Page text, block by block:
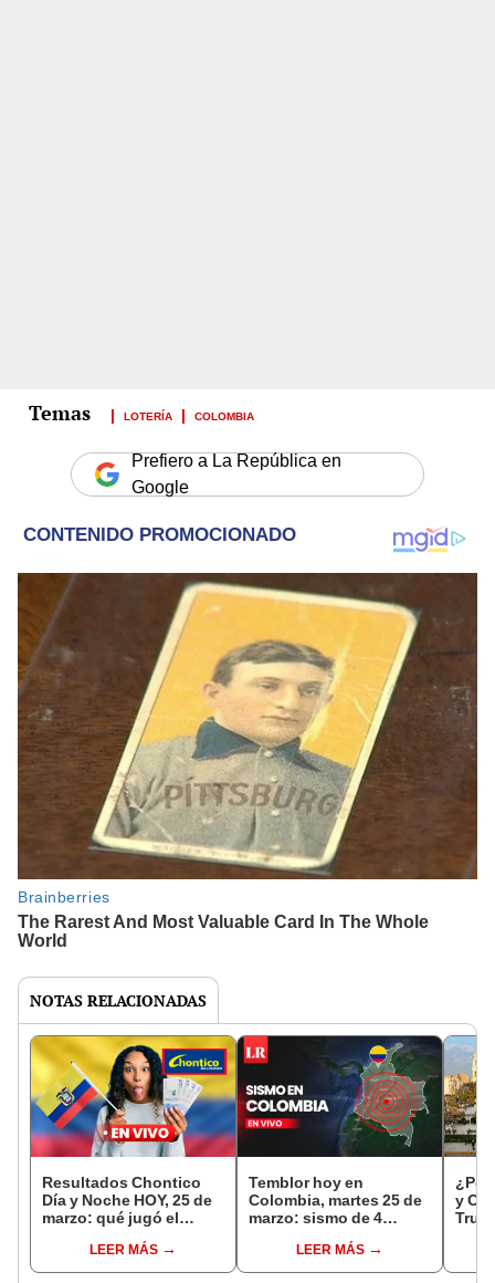
LOTERÍA COLOMBIA
Prefiero a La República en
Google
NOTAS RELACIONADAS
Resultados Chontico
Día y Noche HOY, 25 de
marzo: qué jugó el
Telepacífico en
Colombia
LEER MÁS
Temblor hoy en
Colombia, martes 25 de
marzo: sismo de 4
por el SGC en Los
Santos, Santander
LEER MÁS
¿Por
y